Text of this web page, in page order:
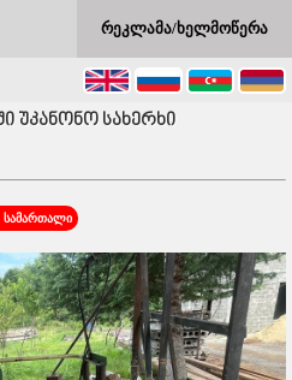
რეკლამა/ხელმოწერა
უკანონო სახერხი
სამართალი